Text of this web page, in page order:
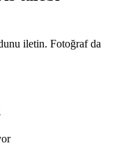
iletin. Fotoğraf da